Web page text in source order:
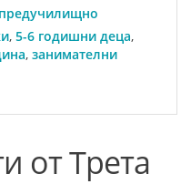
предучилищно
, 5-6 годишни деца,
, занимателни
от Трета